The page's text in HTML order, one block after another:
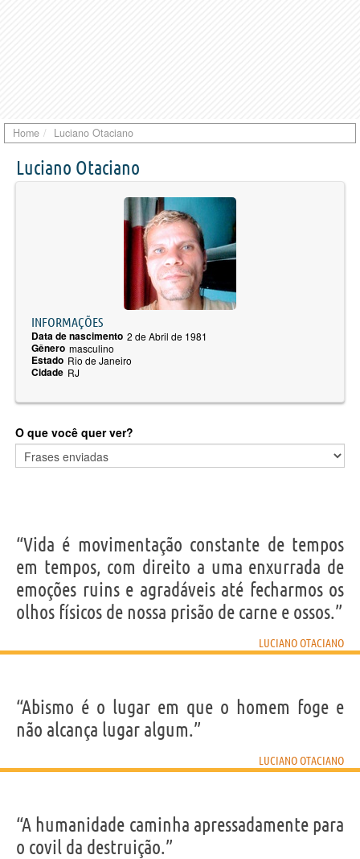
Home Luciano Otaciano
Luciano Otaciano
INFORMAÇÕES
Data de nascimento 2 de Abril de 1981
Gênero masculino
Estado Rio de Janeiro
Cidade RJ
O que você quer ver?
“Vida é movimentação constante de tempos
em tempos, com direito a uma enxurrada de
emoções ruins e agradáveis até fecharmos os
olhos físicos de nossa prisão de carne e ossos.”
LUCIANO OTACIANO
“Abismo é o lugar em que o homem foge e
não alcança lugar algum.”
LUCIANO OTACIANO
“A humanidade caminha apressadamente para
o covil da destruição.”